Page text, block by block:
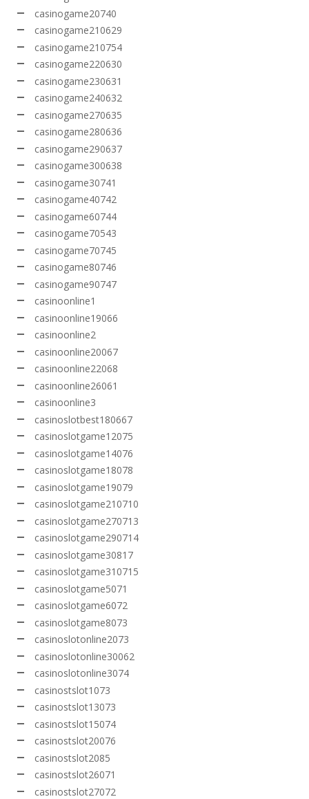
casinogame20740
casinogame210629
casinogame210754
casinogame220630
casinogame230631
casinogame240632
casinogame270635
casinogame280636
casinogame290637
casinogame300638
casinogame30741
casinogame40742
casinogame60744
casinogame70543
casinogame70745
casinogame80746
casinogame90747
casinoonline1
casinoonline19066
casinoonline2
casinoonline20067
casinoonline22068
casinoonline26061
casinoonline3
casinoslotbest180667
casinoslotgame12075
casinoslotgame14076
casinoslotgame18078
casinoslotgame19079
casinoslotgame210710
casinoslotgame270713
casinoslotgame290714
casinoslotgame30817
casinoslotgame310715
casinoslotgame5071
casinoslotgame6072
casinoslotgame8073
casinoslotonline2073
casinoslotonline30062
casinoslotonline3074
casinostslot1073
casinostslot13073
casinostslot15074
casinostslot20076
casinostslot2085
casinostslot26071
casinostslot27072